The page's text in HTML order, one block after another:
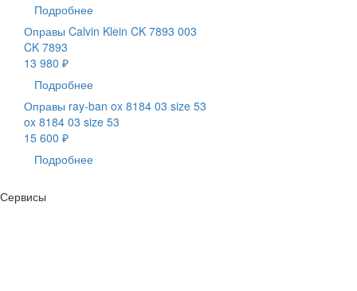
Подробнее
Оправы Calvin Klein CK 7893 003
CK 7893
13 980 ₽
Подробнее
Оправы ray-ban ox 8184 03 size 53
ox 8184 03 size 53
15 600 ₽
Подробнее
Сервисы